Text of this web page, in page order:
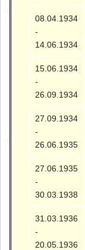
08.04.1934
-
14.06.1934
15.06.1934
-
26.09.1934
27.09.1934
-
26.06.1935
27.06.1935
-
30.03.1938
31.03.1936
-
20.05.1936